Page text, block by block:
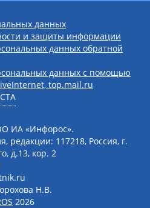
данных
и защиты информации
данных обратной
данных с помощью
top.mail.ru
ИА «Инфорос».
редакции: 117218, Россия, г.
д.13, кор. 2
Н.В.
2026